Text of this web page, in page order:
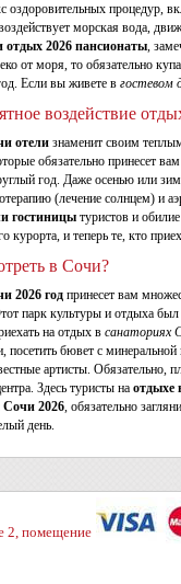
оздоровительных процедур,
морская вода,
отдых 2026 пансионаты,
от моря, то обязательно
Если вы живете в гостевом
воздействие
отели знаменит своим
обязательно принесет
год. Даже осенью или
(лечение солнцем) и
гостиницы туристов и
курорта, и теперь те, кто
в Сочи?
2026 год принесет вам
парк культуры и отдыха
на отдых в санаториях
посетить бювет с
артисты.
Здесь туристы на отдыхе
Сочи 2026, обязательно
день.
2, помещение